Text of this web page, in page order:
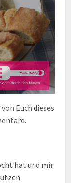
Euch dieses
hat und mir